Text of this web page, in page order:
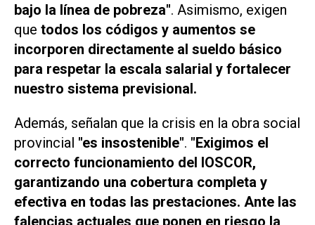
bajo la línea de pobreza". Asimismo, exigen
que todos los códigos y aumentos se
incorporen directamente al sueldo básico
para respetar la escala salarial y fortalecer
nuestro sistema previsional.
Además, señalan que la crisis en la obra social
provincial "es insostenible". "Exigimos el
correcto funcionamiento del IOSCOR,
garantizando una cobertura completa y
efectiva en todas las prestaciones. Ante las
falencias actuales que ponen en riesgo la